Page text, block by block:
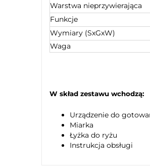
Warstwa nieprzywierająca
Funkcje
Wymiary (SxGxW)
Waga
W skład zestawu wchodzą:
Urządzenie do
Miarka
Łyżka do ryżu
Instrukcja obsługi